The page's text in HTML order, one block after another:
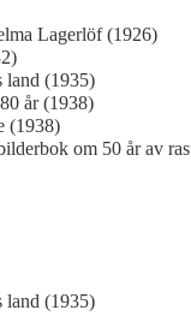
Lagerlöf (1926)
land (1935)
år (1938)
(1938)
om 50 år av
land (1935)